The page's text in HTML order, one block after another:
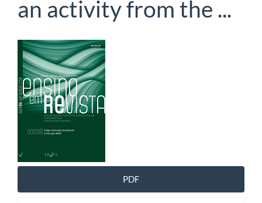
an activity from the ...
Barra
lateral
de
artigos
PDF